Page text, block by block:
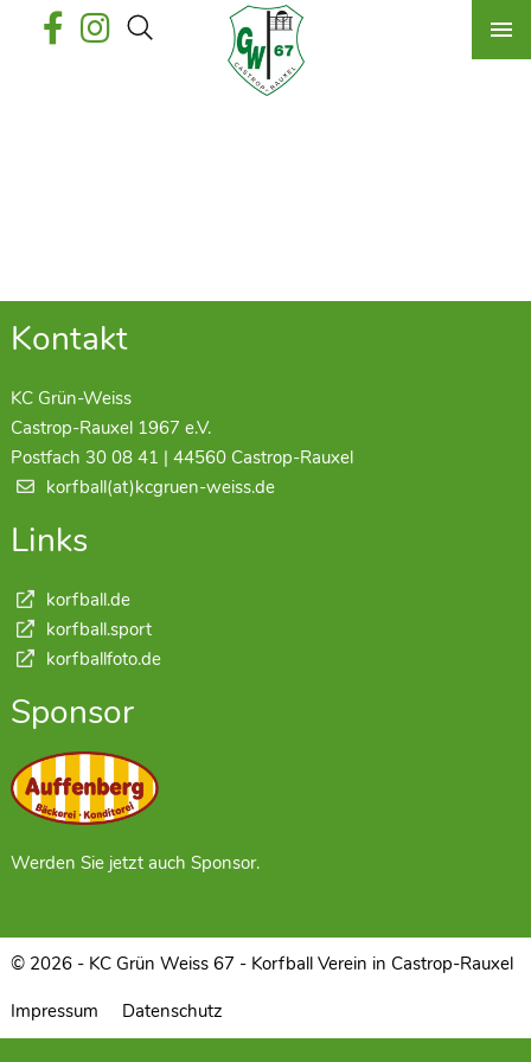
Kontakt
KC Grün-Weiss
Castrop-Rauxel 1967 e.V.
Postfach 30 08 41 | 44560 Castrop-Rauxel
korfball(at)kcgruen-weiss.de
Links
korfball.de
korfball.sport
korfballfoto.de
Sponsor
Werden Sie jetzt auch Sponsor.
© 2026 - KC Grün Weiss 67 - Korfball Verein in Castrop-Rauxel
Impressum
Datenschutz